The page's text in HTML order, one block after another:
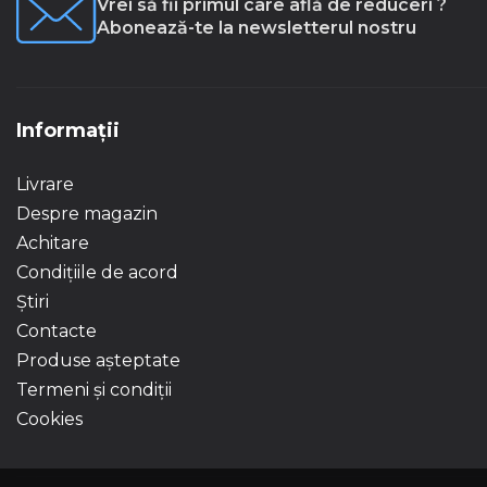
Vrei să fii primul care află de reduceri ?
Abonează-te la newsletterul nostru
Informații
Livrare
Despre magazin
Achitare
Condițiile de acord
Știri
Contacte
Produse așteptate
Termeni și condiții
Cookies